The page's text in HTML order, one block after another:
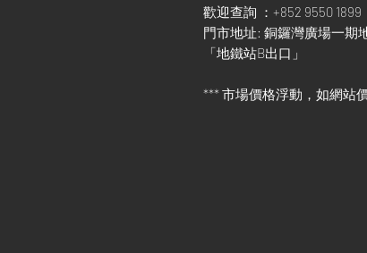
歡迎查詢 ：+852 9550 1899
門市地址: 銅鑼灣廣場一期
「地鐵站B出口」
*** 市場價格浮動，如網站